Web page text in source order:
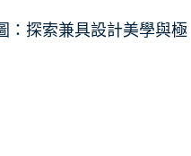
：探索兼具設計美學與極